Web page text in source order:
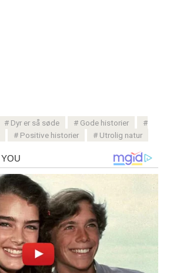
Dyr er så søde
Gode ​​historier
Positive historier Utrolig natur